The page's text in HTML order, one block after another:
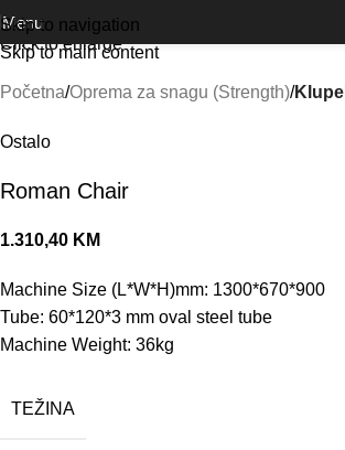
Skip to navigation
Skip to main content
Outlet
Menu
Click to enlarge
Početna Oprema za snagu (Strength) Klupe
Ostalo
Roman Chair
1.310,40 KM
Machine Size (L*W*H)mm: 1300*670*900
Tube: 60*120*3 mm oval steel tube
Machine Weight: 36kg
TEŽINA